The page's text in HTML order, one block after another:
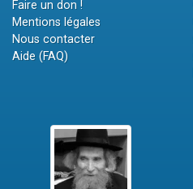
Faire un don !
Mentions légales
Nous contacter
Aide (FAQ)